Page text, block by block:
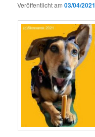
Veröffentlicht am03/04/2021